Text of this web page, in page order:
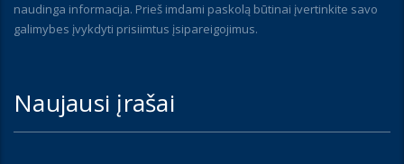
naudinga informacija. Prieš imdami paskolą būtinai įvertinkite savo
galimybes įvykdyti prisiimtus įsipareigojimus.
Naujausi įrašai